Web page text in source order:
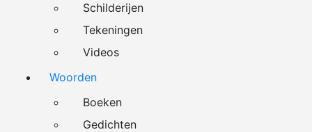
Schilderijen
Tekeningen
Videos
Woorden
Boeken
Gedichten